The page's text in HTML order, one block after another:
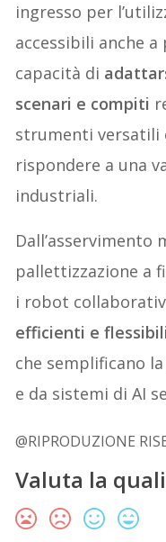
ingresso per
accessibili anche
capacità di
scenari e compiti
strumenti versatili
rispondere a una
industriali.
Dall’asservimento
pallettizzazione a
i robot
efficienti e flessibili
che semplificano
e da sistemi di AI
@RIPRODUZIONE
Valuta la